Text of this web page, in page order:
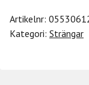
Artikelnr:
Kategori: Strängar